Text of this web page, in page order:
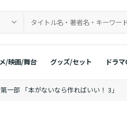
/映画/舞台 グッズ/セット ドラマ
部 「本がないなら作ればいい！ 3」